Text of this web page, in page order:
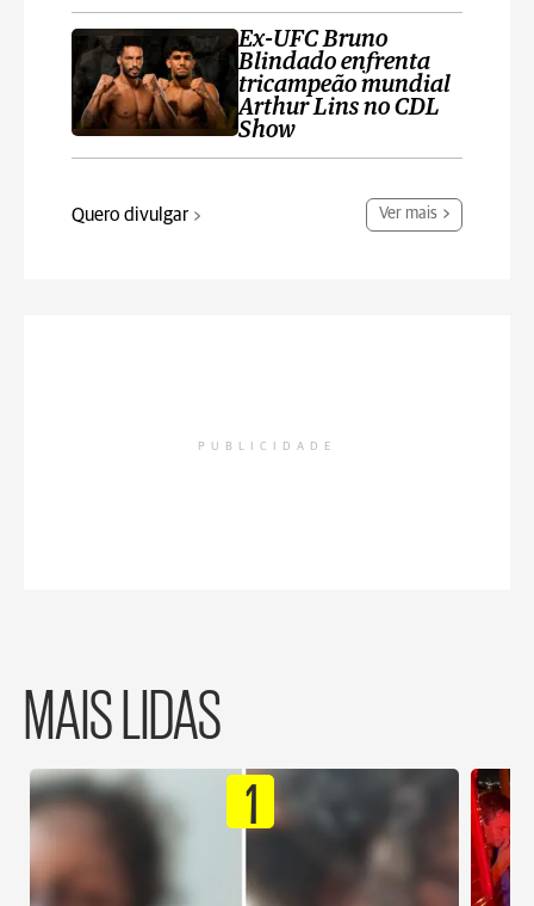
Ex-UFC Bruno
Blindado enfrenta
tricampeão mundial
Arthur Lins no CDL
Show
Quero divulgar Ver mais
PUBLICIDADE
MAIS LIDAS
1